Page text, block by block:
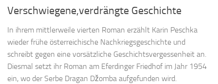
Verschwiegene,verdrängte Geschichte
In ihrem mittlerweile vierten Roman erzählt Karin Peschka
wieder frühe österreichische Nachkriegsgeschichte und
schreibt gegen eine vorsätzliche Geschichtsvergessenheit an.
Diesmal setzt ihr Roman am Eferdinger Friedhof im Jahr 1954
ein, wo der Serbe Dragan Džomba aufgefunden wird.